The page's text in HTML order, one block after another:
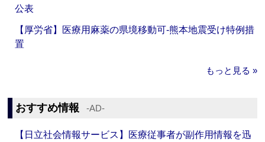
公表
【厚労省】医療用麻薬の県境移動可‐熊本地震受け特例措
置
もっと見る »
おすすめ情報 ‐AD‐
【日立社会情報サービス】医療従事者が副作用情報を迅